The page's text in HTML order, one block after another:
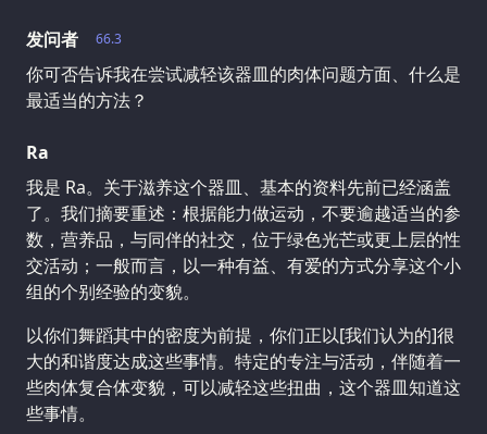
66.3
发问者
你可否告诉我在尝试减轻该器皿的肉体问题方面、什么是
最适当的方法？
Ra
我是 Ra。关于滋养这个器皿、基本的资料先前已经涵盖
了。我们摘要重述：根据能力做运动，不要逾越适当的参
数，营养品，与同伴的社交，位于绿色光芒或更上层的性
交活动；一般而言，以一种有益、有爱的方式分享这个小
组的个别经验的变貌。
以你们舞蹈其中的密度为前提，你们正以[我们认为的]很
大的和谐度达成这些事情。特定的专注与活动，伴随着一
些肉体复合体变貌，可以减轻这些扭曲，这个器皿知道这
些事情。